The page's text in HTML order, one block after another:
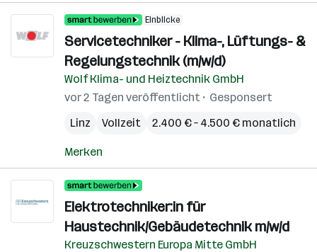
Einblicke
Servicetechniker - Klima-, Lüftungs- &
Regelungstechnik (m/w/d)
Wolf Klima- und Heiztechnik GmbH
vor 2 Tagen veröffentlicht
Gesponsert
Linz
Vollzeit 2.400 € – 4.500 € monatlich
Merken
Elektrotechniker:in für
Haustechnik/Gebäudetechnik m/w/d
Kreuzschwestern Europa Mitte GmbH